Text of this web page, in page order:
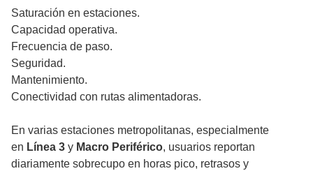
Saturación en estaciones.
Capacidad operativa.
Frecuencia de paso.
Seguridad.
Mantenimiento.
Conectividad con rutas alimentadoras.
En varias estaciones metropolitanas, especialmente
en Línea 3 y Macro Periférico, usuarios reportan
diariamente sobrecupo en horas pico, retrasos y